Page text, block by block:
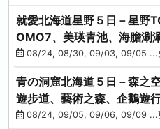
就愛北海道星野５日－星野
OMO7、美瑛青池、海膽涮
園、海鮮和牛螃蟹吃到飽
08/24, 08/30, 09/03, 09/05 ...
青の洞窟北海道５日－森之
遊步道、藝術之森、企鵝遊
時代村、螃蟹吃到飽
08/24, 09/05, 09/06, 09/09 ...